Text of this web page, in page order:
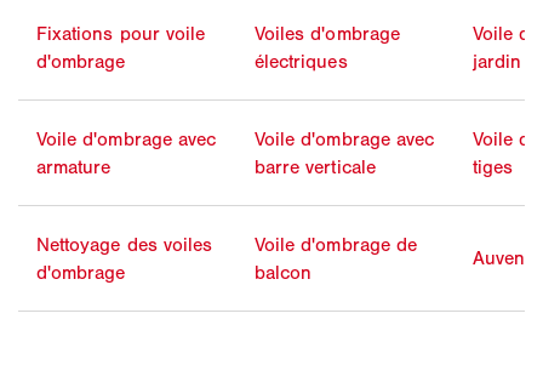
Fixations pour voile
d'ombrage
Voiles d'ombrage
électriques
Voile
jardin
Voile d'ombrage avec
armature
Voile d'ombrage avec
barre verticale
Voile
tiges
Nettoyage des voiles
d'ombrage
Voile d'ombrage de
balcon
Auvent